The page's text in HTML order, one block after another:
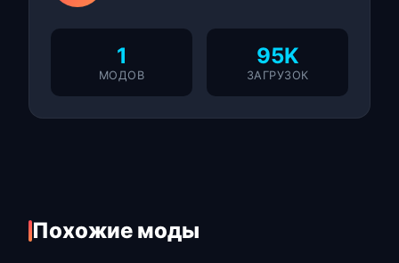
1
МОДОВ
95K
ЗАГРУЗОК
Похожие моды